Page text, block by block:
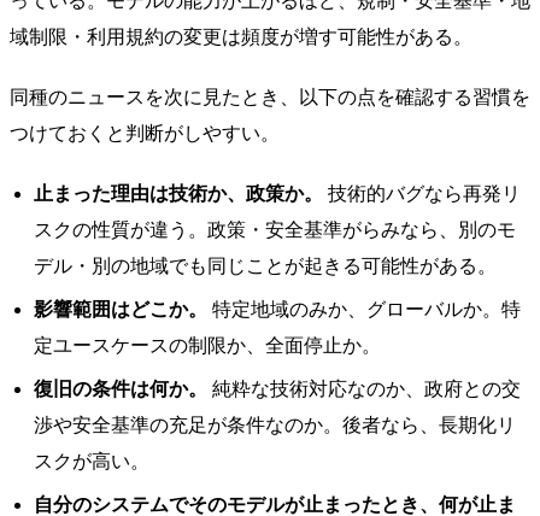
域制限・利用規約の変更は頻度が増す可能性がある。
同種のニュースを次に見たとき、以下の点を確認する習慣を
つけておくと判断がしやすい。
止まった理由は技術か、政策か。
技術的バグなら再発リ
スクの性質が違う。政策・安全基準がらみなら、別のモ
デル・別の地域でも同じことが起きる可能性がある。
影響範囲はどこか。
特定地域のみか、グローバルか。特
定ユースケースの制限か、全面停止か。
復旧の条件は何か。
純粋な技術対応なのか、政府との交
渉や安全基準の充足が条件なのか。後者なら、長期化リ
スクが高い。
自分のシステムでそのモデルが止まったとき、何が止ま